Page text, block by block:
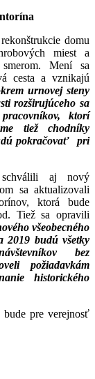
domu
miest a
Mení sa
cesta a vznikajú
urnovej steny
rozširujúceho sa
ktorí
tiež chodníky
pokračovať pri
schválili aj nový
sa aktualizovali
ktorá bude
Tiež sa opravili
všeobecného
2019 budú všetky
bez
požiadavkám
historického
bude pre verejnosť